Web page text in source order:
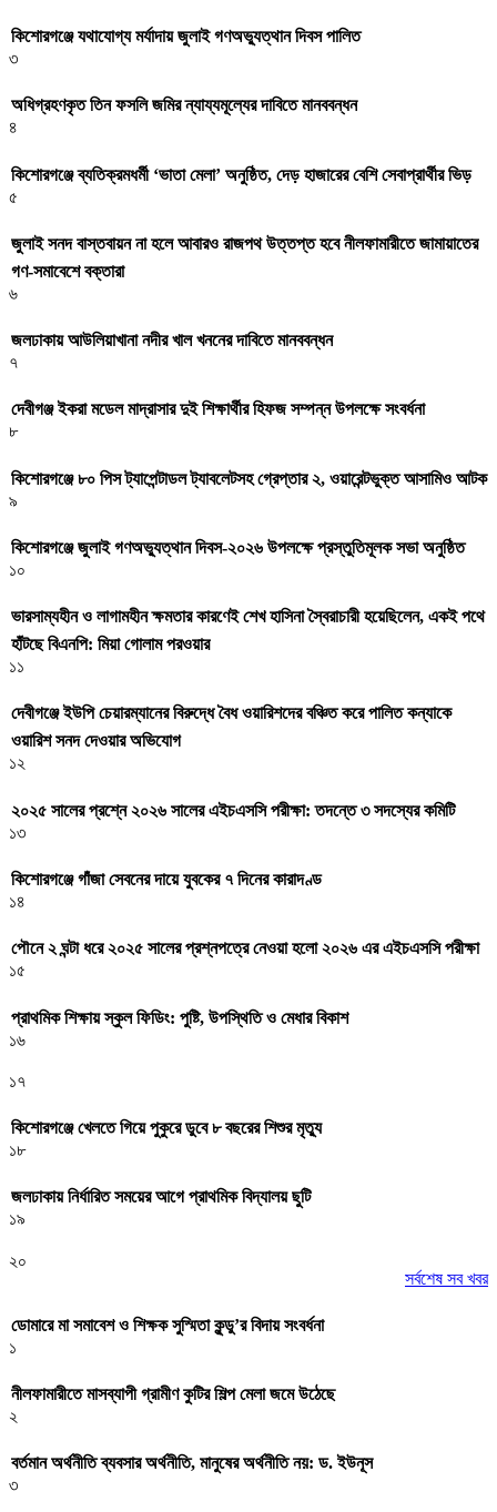
কিশোরগঞ্জে যথাযোগ্য মর্যাদায় জুলাই গণঅভ্যুত্থান দিবস পালিত
৩
অধিগ্রহণকৃত তিন ফসলি জমির ন্যায্যমূল্যের দাবিতে মানববন্ধন
৪
কিশোরগঞ্জে ব্যতিক্রমধর্মী ‘ভাতা মেলা’ অনুষ্ঠিত, দেড় হাজারের বেশি সেবাপ্রার্থীর ভিড়
৫
জুলাই সনদ বাস্তবায়ন না হলে আবারও রাজপথ উত্তপ্ত হবে নীলফামারীতে জামায়াতের
গণ-সমাবেশে বক্তারা
৬
জলঢাকায় আউলিয়াখানা নদীর খাল খননের দাবিতে মানববন্ধন
৭
দেবীগঞ্জ ইকরা মডেল মাদ্রাসার দুই শিক্ষার্থীর হিফজ সম্পন্ন উপলক্ষে সংবর্ধনা
৮
কিশোরগঞ্জে ৮০ পিস ট্যাপেন্টাডল ট্যাবলেটসহ গ্রেপ্তার ২, ওয়ারেন্টভুক্ত আসামিও আটক
৯
কিশোরগঞ্জে জুলাই গণঅভ্যুত্থান দিবস-২০২৬ উপলক্ষে প্রস্তুতিমূলক সভা অনুষ্ঠিত
১০
ভারসাম্যহীন ও লাগামহীন ক্ষমতার কারণেই শেখ হাসিনা স্বৈরাচারী হয়েছিলেন, একই পথে
হাঁটছে বিএনপি: মিয়া গোলাম পরওয়ার
১১
দেবীগঞ্জে ইউপি চেয়ারম্যানের বিরুদ্ধে বৈধ ওয়ারিশদের বঞ্চিত করে পালিত কন্যাকে
ওয়ারিশ সনদ দেওয়ার অভিযোগ
১২
২০২৫ সালের প্রশ্নে ২০২৬ সালের এইচএসসি পরীক্ষা: তদন্তে ৩ সদস্যের কমিটি
১৩
কিশোরগঞ্জে গাঁজা সেবনের দায়ে যুবকের ৭ দিনের কারাদণ্ড
১৪
পৌনে ২ ঘন্টা ধরে ২০২৫ সালের প্রশ্নপত্রে নেওয়া হলো ২০২৬ এর এইচএসসি পরীক্ষা
১৫
প্রাথমিক শিক্ষায় স্কুল ফিডিং: পুষ্টি, উপস্থিতি ও মেধার বিকাশ
১৬
১৭
কিশোরগঞ্জে খেলতে গিয়ে পুকুরে ডুবে ৮ বছরের শিশুর মৃত্যু
১৮
জলঢাকায় নির্ধারিত সময়ের আগে প্রাথমিক বিদ্যালয় ছুটি
১৯
২০
সর্বশেষ সব খবর
ডোমারে মা সমাবেশ ও শিক্ষক সুস্মিতা কুন্ডু’র বিদায় সংবর্ধনা
১
নীলফামারীতে মাসব্যাপী গ্রামীণ কুটির শিল্প মেলা জমে উঠেছে
২
বর্তমান অর্থনীতি ব্যবসার অর্থনীতি, মানুষের অর্থনীতি নয়: ড. ইউনূস
৩